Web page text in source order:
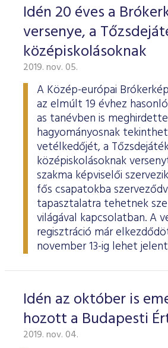
Idén 20 éves a
versenye, a
középiskolásoknak
2019. nov. 05.
A Közép-európai
az elmúlt 19 évhez
as tanévben is
hagyományosnak
vetélkedőjét, a
középiskolásoknak
szakma képviselői
fős csapatokba
tapasztalatra tehetnek
világával kapcsolatban. A
regisztráció már
november 13-ig lehet
Idén az október is
hozott a Budapesti
2019. nov. 04.